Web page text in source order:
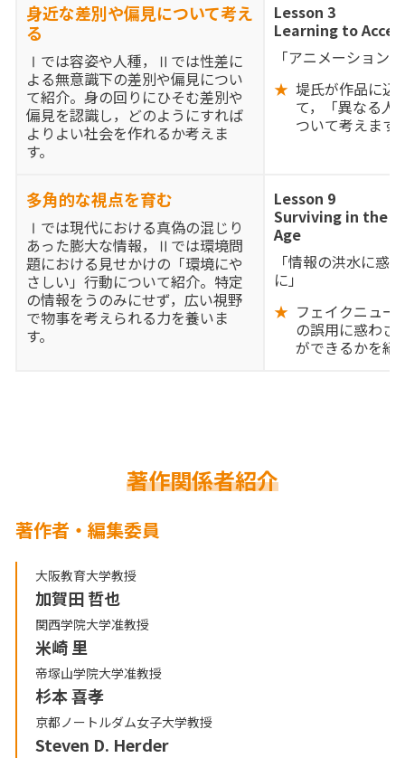
身近な差別や偏見について考え
る
Ⅰでは容姿や人種，Ⅱでは性差に
よる無意識下の差別や偏見につい
て紹介。身の回りにひそむ差別や
偏見を認識し，どのようにすれば
よりよい社会を作れるか考えま
す。
Lesson 3
Learning to
「アニメーション
堤氏が作品に込
て，「異なる人
ついて考えます
多角的な視点を育む
Ⅰでは現代における真偽の混じり
あった膨大な情報，Ⅱでは環境問
題における見せかけの「環境にや
さしい」行動について紹介。特定
の情報をうのみにせず，広い視野
で物事を考えられる力を養いま
す。
Lesson 9
Surviving in the
Age
「情報の洪水に惑
に」
フェイクニュー
の誤用に惑わさ
ができるかを紹
著作関係者紹介
著作者・編集委員
大阪教育大学教授
加賀田 哲也
関西学院大学准教授
米崎 里
帝塚山学院大学准教授
杉本 喜孝
京都ノートルダム女子大学教授
Steven D. Herder